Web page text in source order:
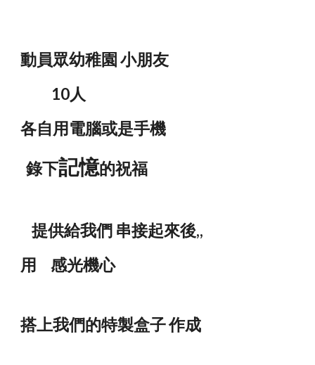
動員眾幼稚園 小朋友
10人
各自用電腦或是手機
錄下記憶的祝福
提供給我們 串接起來後,,
用 感光機心
搭上我們的特製盒子 作成